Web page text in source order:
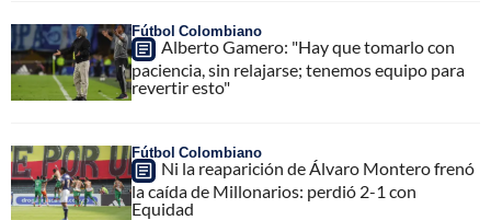
Fútbol Colombiano
Alberto Gamero: "Hay que tomarlo con
paciencia, sin relajarse; tenemos equipo para
revertir esto"
Fútbol Colombiano
Ni la reaparición de Álvaro Montero frenó
la caída de Millonarios: perdió 2-1 con
Equidad